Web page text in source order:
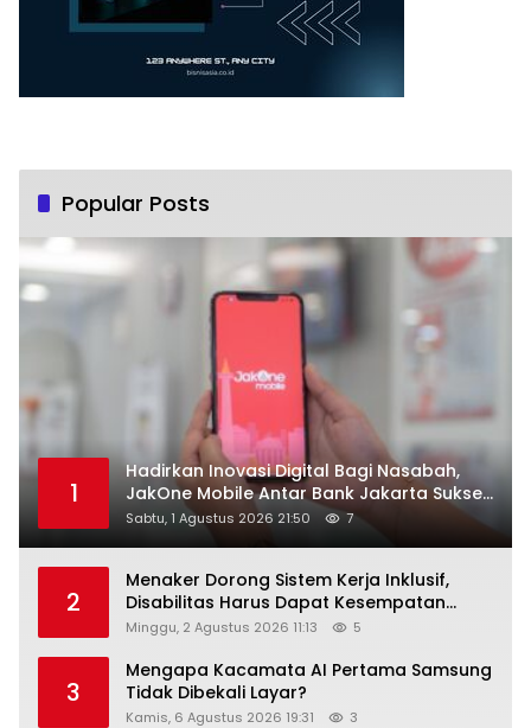
Popular Posts
1
Hadirkan Inovasi Digital Bagi Nasabah,
JakOne Mobile Antar Bank Jakarta Sukses
Raih Digital Excellence Awards 2026
Sabtu, 1 Agustus 2026 21:50 7
2
Menaker Dorong Sistem Kerja Inklusif,
Disabilitas Harus Dapat Kesempatan
Setara
Minggu, 2 Agustus 2026 11:13 5
3
Mengapa Kacamata AI Pertama Samsung
Tidak Dibekali Layar?
Kamis, 6 Agustus 2026 19:31 3